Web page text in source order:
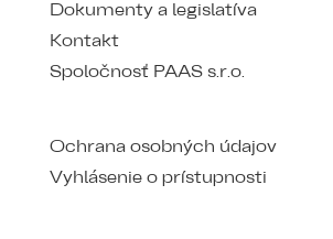
Dokumenty a legislatíva
Kontakt
Spoločnosť PAAS s.r.o.
Ochrana osobných údajov
Vyhlásenie o prístupnosti